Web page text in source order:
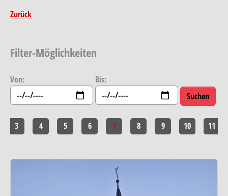
Zurück
Filter-Möglichkeiten
Von: Bis:
3 4 5 6 7 8 9 10 11